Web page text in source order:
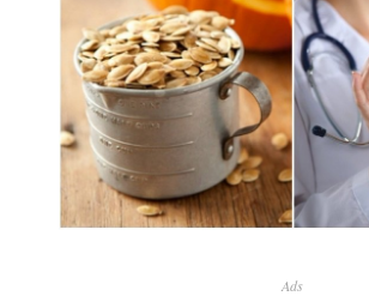
Ads